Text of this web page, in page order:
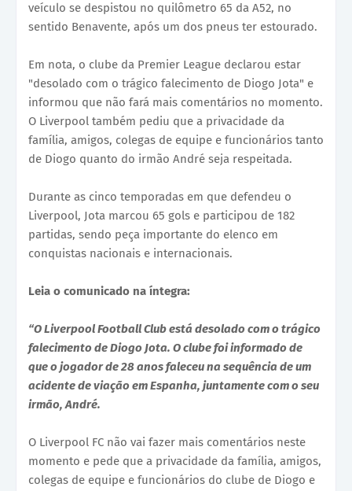
veículo se despistou no quilômetro 65 da A52, no
sentido Benavente, após um dos pneus ter estourado.
Em nota, o clube da Premier League declarou estar
"desolado com o trágico falecimento de Diogo Jota" e
informou que não fará mais comentários no momento.
O Liverpool também pediu que a privacidade da
família, amigos, colegas de equipe e funcionários tanto
de Diogo quanto do irmão André seja respeitada.
Durante as cinco temporadas em que defendeu o
Liverpool, Jota marcou 65 gols e participou de 182
partidas, sendo peça importante do elenco em
conquistas nacionais e internacionais.
Leia o comunicado na íntegra:
“O Liverpool Football Club está desolado com o trágico
falecimento de Diogo Jota. O clube foi informado de
que o jogador de 28 anos faleceu na sequência de um
acidente de viação em Espanha, juntamente com o seu
irmão, André.
O Liverpool FC não vai fazer mais comentários neste
momento e pede que a privacidade da família, amigos,
colegas de equipe e funcionários do clube de Diogo e